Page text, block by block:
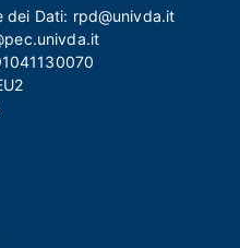
dei Dati: rpd@univda.it